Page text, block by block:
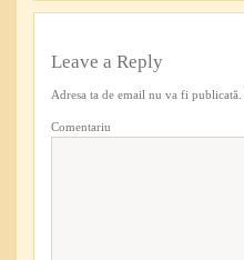
Leave a Reply
Adresa ta de email nu va fi publicată.
Comentariu